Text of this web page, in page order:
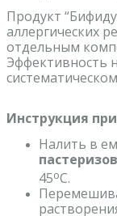
Продукт
аллергических
отдельным
Эффективность
Инструкция
Налить в
45oC.